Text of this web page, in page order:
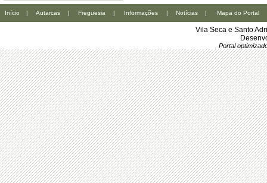
Início | Autarcas | Freguesia | Informações | Notícias | Mapa do Portal
Vila Seca e Santo
Portal